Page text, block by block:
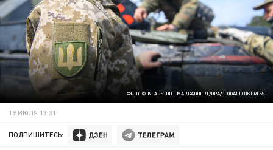
ФОТО: © KLAUS-DIETMAR GABBERT/DPA/GLOBALLOOKPRESS
19 ИЮЛЯ 13:31
ПОДПИШИТЕСЬ: